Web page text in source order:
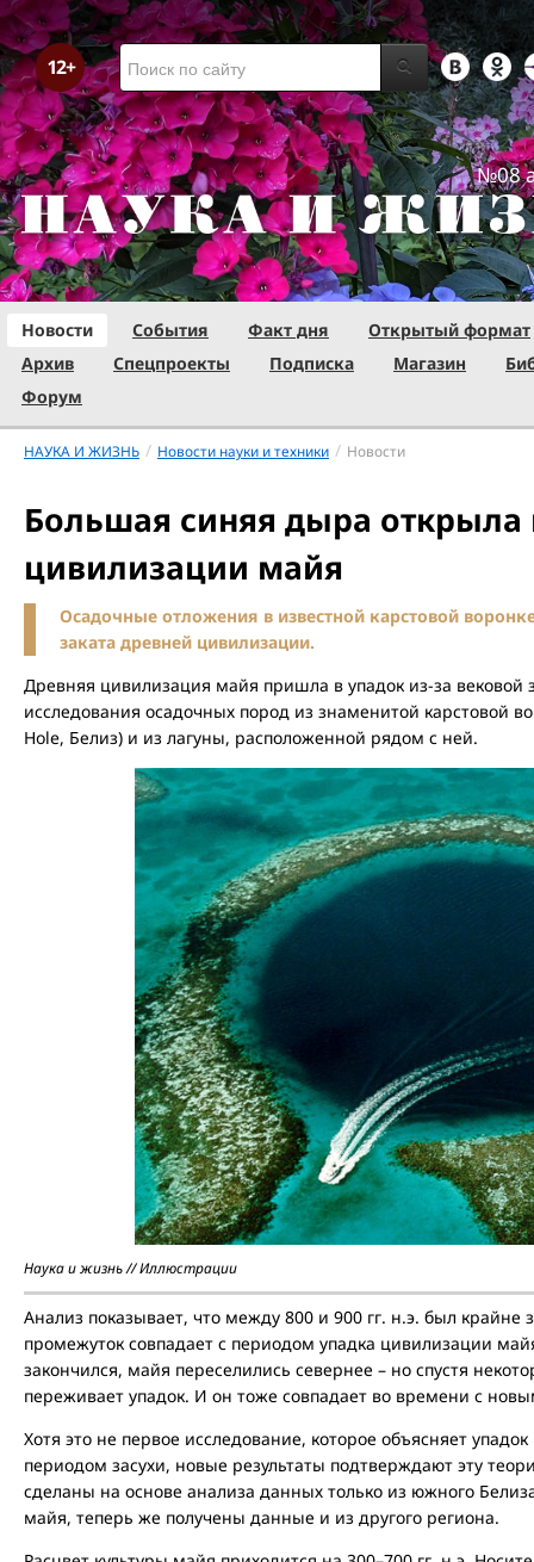
№08
Новости События Факт дня
Открытый формат
Архив
Спецпроекты Подписка Магазин
Форум
НАУКА И ЖИЗНЬ / Новости науки и техники / Новости
Большая синяя дыра
цивилизации майя
Осадочные отложения в известной карстовой
заката древней цивилизации.
Древняя цивилизация майя пришла в упадок из-за вековой
исследования осадочных пород из знаменитой карстовой
Hole, Белиз) и из лагуны, расположенной рядом с ней.
Наука и жизнь // Иллюстрации
Анализ показывает, что между 800 и 900 гг. н.э. был
промежуток совпадает с периодом упадка цивилизации
закончился, майя переселились севернее – но спустя
переживает упадок. И он тоже совпадает во времени с
Хотя это не первое исследование, которое объясняет
периодом засухи, новые результаты подтверждают эту
сделаны на основе анализа данных только из южного
майя, теперь же получены данные и из другого региона.